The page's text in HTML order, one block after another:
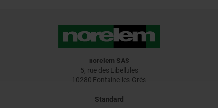
norelem SAS
5, rue des Libellules
10280 Fontaine-les-Grès
Standard